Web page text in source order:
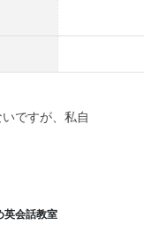
ですが、私自
英会話教室